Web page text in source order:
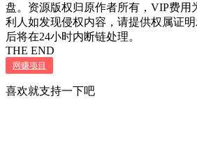
盘。资源版权归原作者所有，VIP费用
利人如发现侵权内容，请提供权属证
后将在24小时内断链处理。
THE END
网赚项目
喜欢就支持一下吧